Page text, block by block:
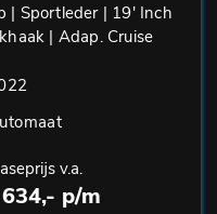
| Sportleder | 19' Inch
| Adap. Cruise
v.a.
p/m